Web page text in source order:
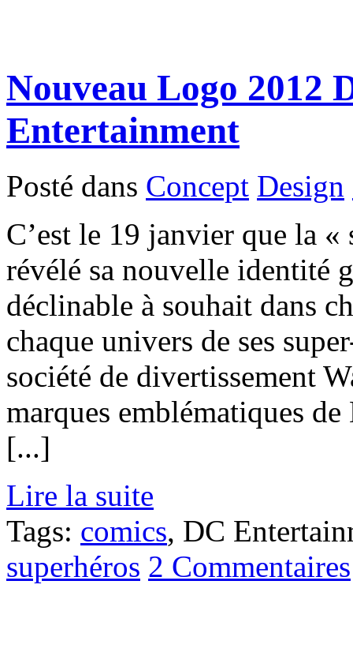
Nouveau Logo 2012
Entertainment
Posté dans Concept Design
C’est le 19 janvier que la
révélé sa nouvelle identité
déclinable à souhait dans
chaque univers de ses
société de divertissement
marques emblématiques
[...]
Lire la suite
Tags: comics, DC
superhéros 2 Commentaires